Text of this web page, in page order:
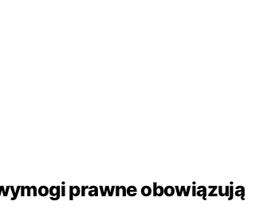
prawne obowiązują